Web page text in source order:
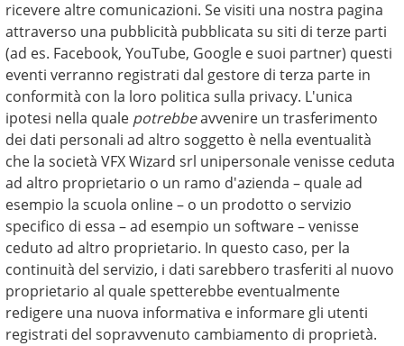
ricevere altre comunicazioni. Se visiti una nostra pagina
attraverso una pubblicità pubblicata su siti di terze parti
(ad es. Facebook, YouTube, Google e suoi partner) questi
eventi verranno registrati dal gestore di terza parte in
conformità con la loro politica sulla privacy. L'unica
ipotesi nella quale potrebbeavvenire un trasferimento
dei dati personali ad altro soggetto è nella eventualità
che la società VFX Wizard srl unipersonale venisse ceduta
ad altro proprietario o un ramo d'azienda – quale ad
esempio la scuola online – o un prodotto o servizio
specifico di essa – ad esempio un software – venisse
ceduto ad altro proprietario. In questo caso, per la
continuità del servizio, i dati sarebbero trasferiti al nuovo
proprietario al quale spetterebbe eventualmente
redigere una nuova informativa e informare gli utenti
registrati del sopravvenuto cambiamento di proprietà.